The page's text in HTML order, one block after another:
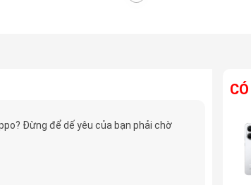
Đừng để dế yêu của bạn phải chờ